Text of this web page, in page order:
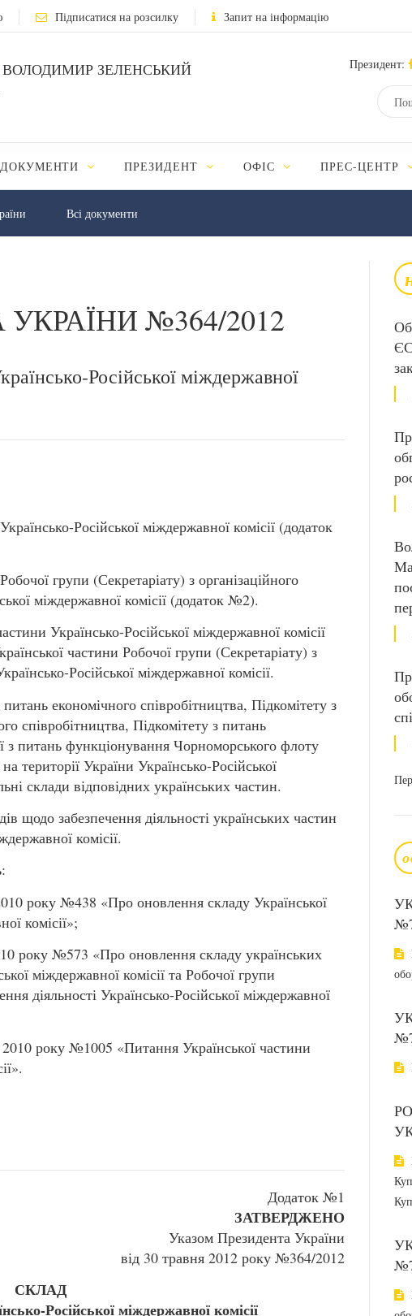
Підписатися на розсилку Запит на інформацію
ВОЛОДИМИР ЗЕЛЕНСЬКИЙ Президент:
ДОКУМЕНТИ ПРЕЗИДЕНТ ОФІС ПРЕС-ЦЕНТР
Всі документи
№364/2012
Російської міждержавної
Російської міждержавної комісії (додаток
групи (Секретаріату) з організаційного
міждержавної комісії (додаток №2).
Українсько-Російської міждержавної комісії
частини Робочої групи (Секретаріату) з
Російської міждержавної комісії.
економічного співробітництва, Підкомітету з
співробітництва, Підкомітету з питань
з питань функціонування Чорноморського флоту
території України Українсько-Російської
склади відповідних українських частин.
щодо забезпечення діяльності українських частин
комісії.
року №438 «Про оновлення складу Української
комісії»;
року №573 «Про оновлення складу українських
міждержавної комісії та Робочої групи
діяльності Українсько-Російської міждержавної
року №1005 «Питання Української частини
Додаток №1
ЗАТВЕРДЖЕНО
Указом Президента України
від 30 травня 2012 року №364/2012
СКЛАД
Російської міждержавної комісії